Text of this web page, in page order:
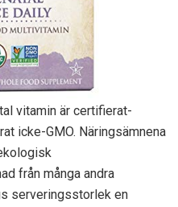
vitamin är certifierat-
icke-GMO. Näringsämnena
från många andra
serveringsstorlek en